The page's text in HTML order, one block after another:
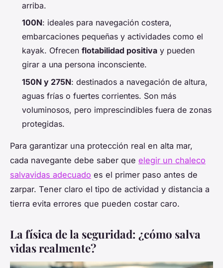
arriba.
100N: ideales para navegación costera,
embarcaciones pequeñas y actividades como el
kayak. Ofrecen flotabilidad positiva y pueden
girar a una persona inconsciente.
150N y 275N: destinados a navegación de altura,
aguas frías o fuertes corrientes. Son más
voluminosos, pero imprescindibles fuera de zonas
protegidas.
Para garantizar una protección real en alta mar,
cada navegante debe saber que elegir un chaleco
salvavidas adecuado es el primer paso antes de
zarpar. Tener claro el tipo de actividad y distancia a
tierra evita errores que pueden costar caro.
La física de la seguridad: ¿cómo salva
vidas realmente?